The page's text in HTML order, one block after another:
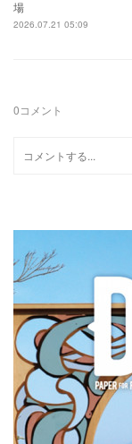
場
2026.07.21 05:09
0コメント